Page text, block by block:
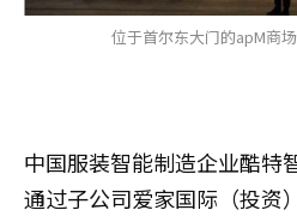
位于首尔东大门的apM商场
中国服装智能制造企业酷特
通过子公司爱家国际（投资